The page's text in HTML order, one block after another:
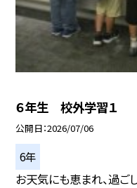
６年生 校外学習１
公開日 2026/07/06
6年
お天気にも恵まれ、過ご